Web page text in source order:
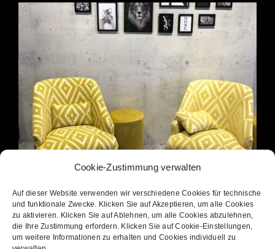
Cookie-Zustimmung verwalten
Auf dieser Website verwenden wir verschiedene Cookies für technische
und funktionale Zwecke. Klicken Sie auf Akzeptieren, um alle Cookies
zu aktivieren. Klicken Sie auf Ablehnen, um alle Cookies abzulehnen,
die Ihre Zustimmung erfordern. Klicken Sie auf Cookie-Einstellungen,
um weitere Informationen zu erhalten und Cookies individuell zu